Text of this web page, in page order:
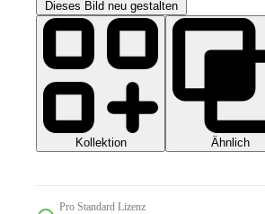
Dieses Bild neu gestalten
Kollektion Ähnlich
Pro Standard Lizenz